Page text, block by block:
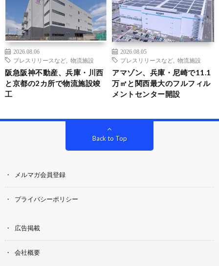
2026.08.06
プレスリリースなど
物流施設
阪急阪神不動産、兵庫・川西
と京都の2カ所で物流施設竣
工
2026.08.05
プレスリリースなど
物流施設
アマゾン、兵庫・尼崎で11.1
万㎡と関西最大のフルフィル
メントセンター開設
Back to Top
メルマガ会員登録
プライバシーポリシー
広告掲載
会社概要